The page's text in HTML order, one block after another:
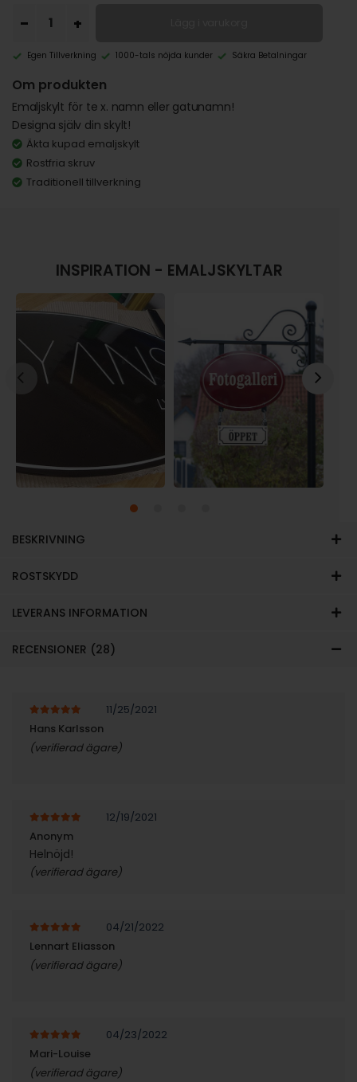
Egen Tillverkning 1000-tals nöjda kunder Säkra Betalningar
Om produkten
Emaljskylt för te x. namn eller gatunamn!
Designa själv din skylt!
Äkta kupad emaljskylt
Rostfria skruv
Traditionell tillverkning
INSPIRATION - EMALJSKYLTAR
BESKRIVNING
ROSTSKYDD
LEVERANS INFORMATION
RECENSIONER (28)
11/25/2021
Hans Karlsson
(verifierad ägare)
12/19/2021
Anonym
Helnöjd!
(verifierad ägare)
04/21/2022
Lennart Eliasson
(verifierad ägare)
04/23/2022
Mari-Louise
(verifierad ägare)